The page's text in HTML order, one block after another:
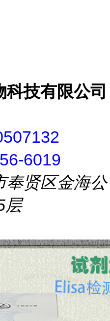
技有限公司
6019
奉贤区金海公
层